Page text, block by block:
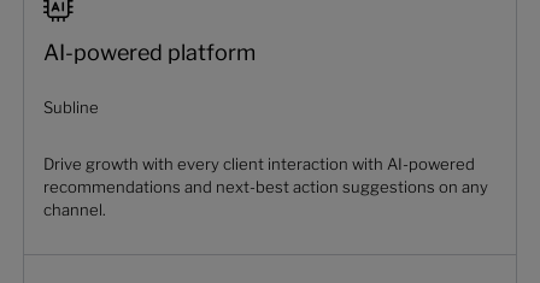
AI-powered platform
Subline
Drive growth with every client interaction with AI-powered
recommendations and next-best action suggestions on any
channel.